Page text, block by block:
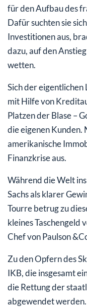
für den Aufbau des
Dafür suchten sie
Investitionen aus,
dazu, auf den
wetten.
Sich der eigentlichen
mit Hilfe von
Platzen der Blase –
die eigenen
amerikanische
Finanzkrise aus.
Während die Welt
Sachs als klarer
Tourre betrug zu
kleines Taschengeld
Chef von Paulson
Zu den Opfern des
IKB, die insgesamt
die Rettung der
abgewendet werden.